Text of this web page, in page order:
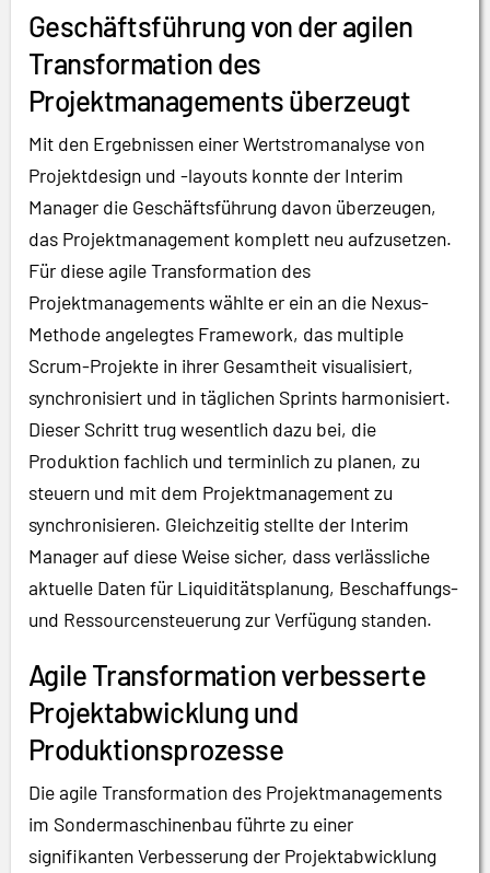
Geschäftsführung von der agilen
Transformation des
Projektmanagements überzeugt
Mit den Ergebnissen einer Wertstromanalyse von
Projektdesign und -layouts konnte der Interim
Manager die Geschäftsführung davon überzeugen,
das Projektmanagement komplett neu aufzusetzen.
Für diese agile Transformation des
Projektmanagements wählte er ein an die Nexus-
Methode angelegtes Framework, das multiple
Scrum-Projekte in ihrer Gesamtheit visualisiert,
synchronisiert und in täglichen Sprints harmonisiert.
Dieser Schritt trug wesentlich dazu bei, die
Produktion fachlich und terminlich zu planen, zu
steuern und mit dem Projektmanagement zu
synchronisieren. Gleichzeitig stellte der Interim
Manager auf diese Weise sicher, dass verlässliche
aktuelle Daten für Liquiditätsplanung, Beschaffungs-
und Ressourcensteuerung zur Verfügung standen.
Agile Transformation verbesserte
Projektabwicklung und
Produktionsprozesse
Die agile Transformation des Projektmanagements
im Sondermaschinenbau führte zu einer
signifikanten Verbesserung der Projektabwicklung